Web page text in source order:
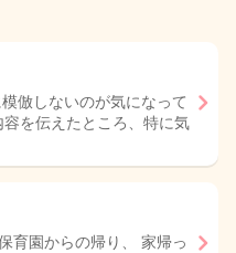
倣しないのが気になって
を伝えたところ、特に気
育園からの帰り、 家帰っ